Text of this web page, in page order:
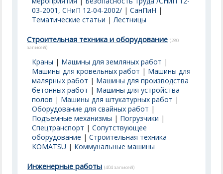
03-2001, СНиП 12-04-2002/ |СанПиН |
Тематические статьи |Лестницы
Строительная техника и оборудование (280
записей)
Краны | Машины для земляных работ |
Машины для кровельных работ | Машины для
малярных работ | Машины для производства
бетонных работ | Машины для устройства
полов | Машины для штукатурных работ |
Оборудование для свайных работ |
Подъемные механизмы | Погрузчики |
Спецтранспорт |Сопутствующее
оборудование |Строительная техника
KOMATSU | Коммунальные машины
Инженерные работы (404 записей)